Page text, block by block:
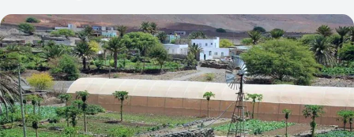
e-
mail